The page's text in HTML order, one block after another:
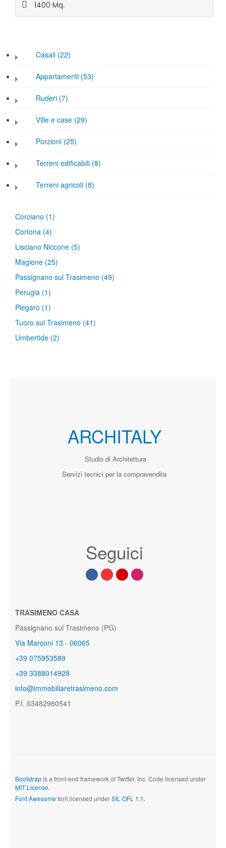
1400 Mq.
Casali (22)
Appartamenti (53)
Ruderi (7)
Ville e case (29)
Porzioni (25)
Terreni edificabili (8)
Terreni agricoli (8)
Corciano (1)
Cortona (4)
Lisciano Niccone (5)
Magione (25)
Passignano sul Trasimeno (49)
Perugia (1)
Piegaro (1)
Tuoro sul Trasimeno (41)
Umbertide (2)
ARCHITALY
Studio di Architettura
Servizi tecnici per la compravendita
Seguici
TRASIMENO CASA
Passignano sul Trasimeno (PG)
Via Marconi 13 - 06065
+39 075953589
+39 3388014929
info@immobiliaretrasimeno.com
P.I. 03482980541
Bootstrapis a front-end framework of Twitter, Inc. Code licensed under
MIT License.
Font Awesomefont licensed underSIL OFL 1.1.